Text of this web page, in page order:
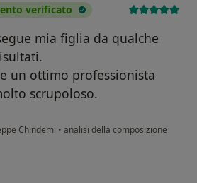
verificato
mia figlia da qualche
un ottimo professionista
scrupoloso.
Chindemi • analisi della composizione
T. C.